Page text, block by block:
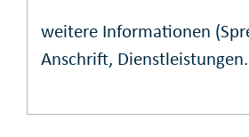
weitere Informationen
Anschrift,